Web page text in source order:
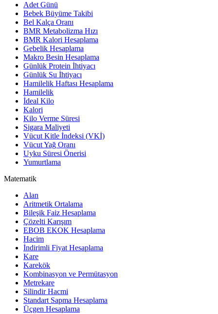
Adet Günü
Bebek Büyüme Takibi
Bel Kalça Oranı
BMR Metabolizma Hızı
BMR Kalori Hesaplama
Gebelik Hesaplama
Makro Besin Hesaplama
Günlük Protein İhtiyacı
Günlük Su İhtiyacı
Hamilelik Haftası Hesaplama
Hamilelik
İdeal Kilo
Kalori
Kilo Verme Süresi
Sigara Maliyeti
Vücut Kitle İndeksi (VKİ)
Vücut Yağ Oranı
Uyku Süresi Önerisi
Yumurtlama
Matematik
Alan
Aritmetik Ortalama
Bileşik Faiz Hesaplama
Çözelti Karışım
EBOB EKOK Hesaplama
Hacim
İndirimli Fiyat Hesaplama
Kare
Karekök
Kombinasyon ve Permütasyon
Metrekare
Silindir Hacmi
Standart Sapma Hesaplama
Üçgen Hesaplama